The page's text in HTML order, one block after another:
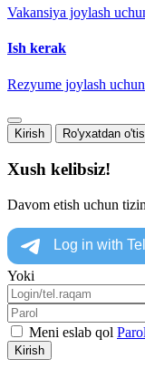
Vakansiya joylash
Ish kerak
Rezyume joylash uchun
Kirish Ro'yxatdan
Xush kelibsiz!
Davom etish uchun
Yoki
Meni eslab qol
Kirish